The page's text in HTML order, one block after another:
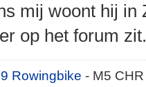
mij woont hij in
op het forum
Rowingbike- M5